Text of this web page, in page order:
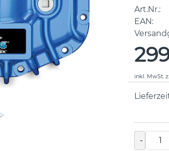
Art.Nr.:
EAN:
inkl. MwSt.
-